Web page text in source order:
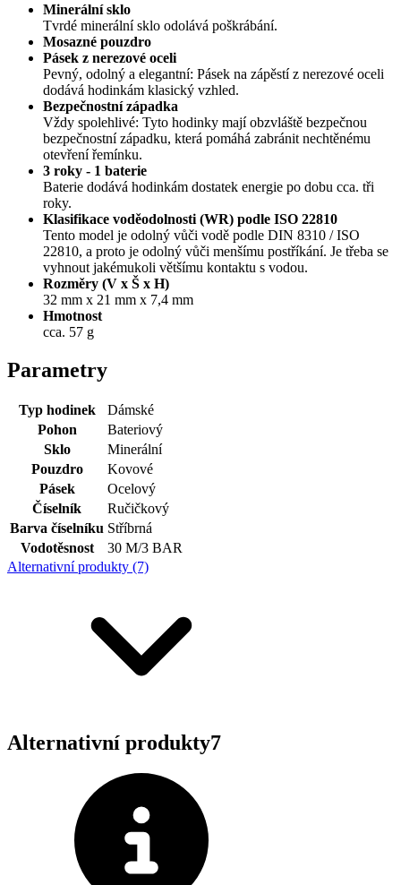
Minerální sklo
Tvrdé minerální sklo odolává poškrábání.
Mosazné pouzdro
Pásek z nerezové oceli
Pevný, odolný a elegantní: Pásek na zápěstí z nerezové oceli
dodává hodinkám klasický vzhled.
Bezpečnostní západka
Vždy spolehlivé: Tyto hodinky mají obzvláště bezpečnou
bezpečnostní západku, která pomáhá zabránit nechtěnému
otevření řemínku.
3 roky - 1 baterie
Baterie dodává hodinkám dostatek energie po dobu cca. tři
roky.
Klasifikace voděodolnosti (WR) podle ISO 22810
Tento model je odolný vůči vodě podle DIN 8310 / ISO
22810, a proto je odolný vůči menšímu postříkání. Je třeba se
vyhnout jakémukoli většímu kontaktu s vodou.
Rozměry (V x Š x H)
32 mm x 21 mm x 7,4 mm
Hmotnost
cca. 57 g
Parametry
Typ hodinek
Dámské
Pohon
Bateriový
Sklo
Minerální
Pouzdro
Kovové
Pásek
Ocelový
Číselník
Ručičkový
Barva číselníku Stříbrná
Vodotěsnost
30 M/3 BAR
Alternativní produkty (7)
Alternativní produkty7